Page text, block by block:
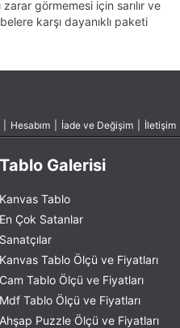
görmemesi için sarılır ve
karşı dayanıklı paketi
Hesabım İade ve Değişim İletişim
Tablo Galerisi
Kanvas Tablo
En Çok Satanlar
Sanatçılar
Kanvas Tablo Ölçü ve Fiyatları
Cam Tablo Ölçü ve Fiyatları
Mdf Tablo Ölçü ve Fiyatları
Ahşap Puzzle Ölçü ve Fiyatları